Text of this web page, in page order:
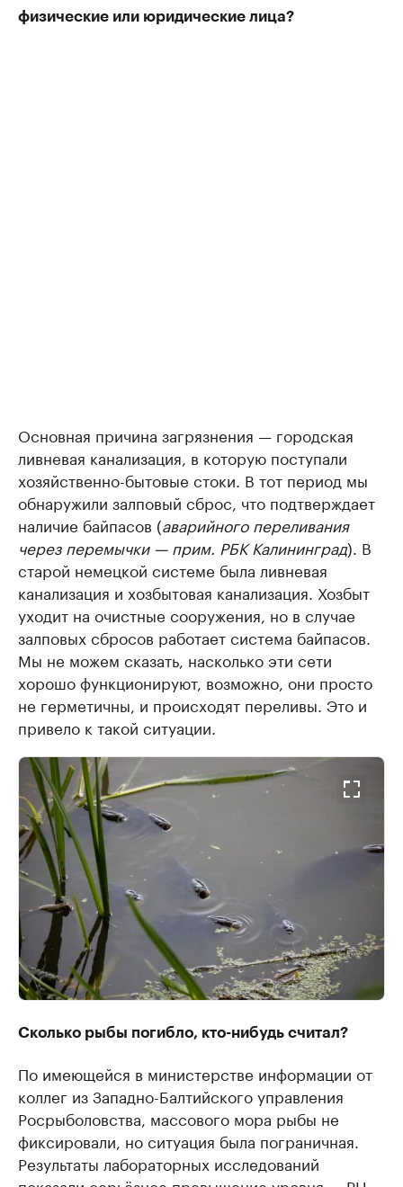
физические или юридические лица?
Основная причина загрязнения — городская
ливневая канализация, в которую поступали
хозяйственно-бытовые стоки. В тот период мы
обнаружили залповый сброс, что подтверждает
наличие байпасов (аварийного переливания
через перемычки — прим. РБК Калининград). В
старой немецкой системе была ливневая
канализация и хозбытовая канализация. Хозбыт
уходит на очистные сооружения, но в случае
залповых сбросов работает система байпасов.
Мы не можем сказать, насколько эти сети
хорошо функционируют, возможно, они просто
не герметичны, и происходят переливы. Это и
привело к такой ситуации.
Сколько рыбы погибло, кто-нибудь считал?
По имеющейся в министерстве информации от
коллег из Западно-Балтийского управления
Росрыболовства, массового мора рыбы не
фиксировали, но ситуация была пограничная.
Результаты лабораторных исследований